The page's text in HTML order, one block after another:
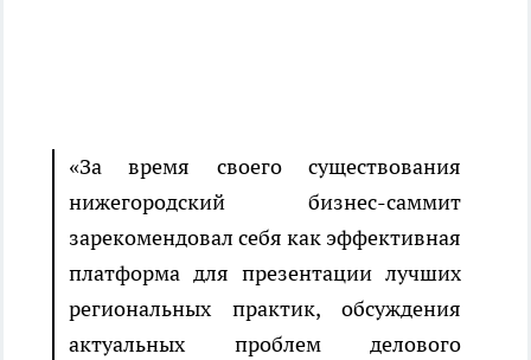
«За время своего существования
нижегородский бизнес-саммит
зарекомендовал себя как эффективная
платформа для презентации лучших
региональных практик, обсуждения
актуальных проблем делового